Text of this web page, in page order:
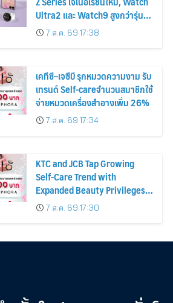
Ultra2 และ Watch9 สูงกว่ารุ่น
ก่อนหน้ากว่า 30%
7 ส.ค. 69 17:38
เคทีซี–เจซีบี รุกหมวดความงาม รับ
เทรนด์ Self-careจำนวนสมาชิกใช้
จ่ายหมวดเครื่องสำอางเพิ่ม 26%
7 ส.ค. 69 17:34
KTC and JCB Tap Growing
Self-Care Trend with
Expanded Beauty Privileges
Number of KTC JCB
Cardmembers Spending on
7 ส.ค. 69 17:30